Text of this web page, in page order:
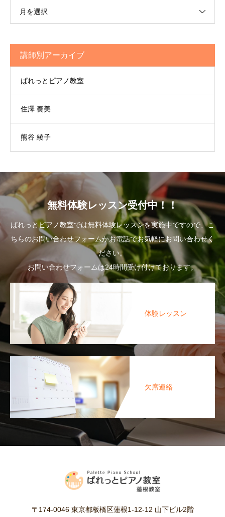
月を選択
講師別アーカイブ
ぱれっとピアノ教室
住澤 奏美
熊谷 綾子
無料体験レッスン受付中！！
ぱれっとピアノ教室では無料体験レッスンを実施中ですので、こ
ちらのお問い合わせフォームかお電話でお気軽にお問い合わせく
ださい。
お問い合わせフォームは24時間受け付けております。
体験レッスン
欠席連絡
〒174-0046 東京都板橋区蓮根1-12-12 山下ビル2階